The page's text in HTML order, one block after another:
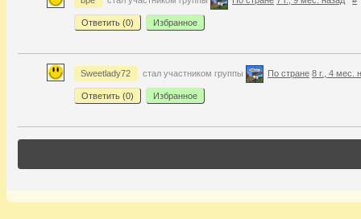
Ответить (0) Избранное
Sweetlady72 стал участником группы По стране 8 г., 4 мес.
Ответить (0) Избранное